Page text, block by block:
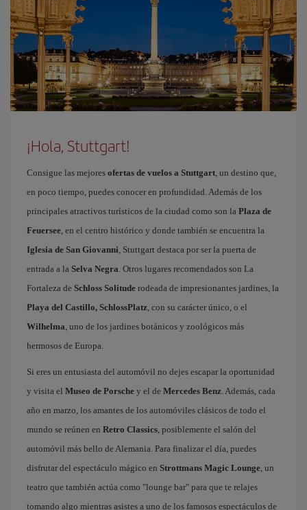
¡Hola, Stuttgart!
Consigue las mejores ofertas de vuelos a Stuttgart, un destino que,
en poco tiempo, puedes conocer en profundidad. Además de los
principales atractivos turísticos de la ciudad como son la Plaza de
Feuersee, en el centro histórico y donde también se encuentra la
Iglesia de San Giovanni, Stuttgart destaca por ser la puerta de
entrada a la Selva Negra. Otros lugares recomendados son La
Fortaleza de Schloss Solitude rodeada de impresionantes jardines, la
Playa del Castillo, SchlossPlatz, con su carácter único, o el
Wilhelma, uno de los jardines botánicos y zoológicos más
hermosos de Europa.
Si eres un entusiasta del automóvil no dejes escapar la oportunidad
y visita el Museo de Porsche y el de Mercedes Benz. Además, cada
año en marzo, los amantes de los automóviles clásicos de todo el
mundo se reúnen en Retro Classics, posiblemente el salón del
automóvil más bello de Alemania. Para finalizar el día, puedes
disfrutar del espectáculo mágico en Strottmans Magic Lounge, un
teatro que también actúa como "lounge bar" para que te relajes
tomando algo mientras asistes a uno de los famosos espectáculos de